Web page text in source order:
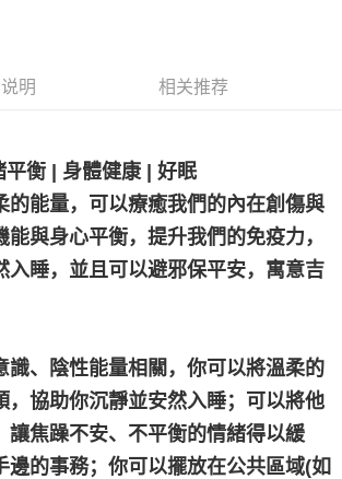
含以上)免运费
含以上)免运费
含以上)免运费
明 相关推荐
衡 | 身體健康 | 好眠
的能量，可以療癒我們的內在創傷與
與身心平衡，提升我們的免疫力，
入睡，並且可以避邪保平安，寓意吉
識、陰性能量相關，你可以將溫柔的
，協助你沉靜並安然入睡；可以將他
讓焦躁不安、不平衡的情緒得以緩
邊的事務；你可以擺放在公共區域(如